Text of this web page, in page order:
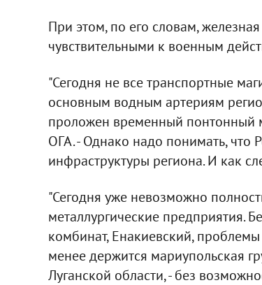
При этом, по его словам,
чувствительными к военным
"Сегодня не все транспортные
основным водным артериям
проложен временный понтонный
ОГА. - Однако надо понимать, что
инфраструктуры региона. И как
"Сегодня уже невозможно
металлургические предприятия.
комбинат, Енакиевский,
менее держится мариупольская
Луганской области, - без